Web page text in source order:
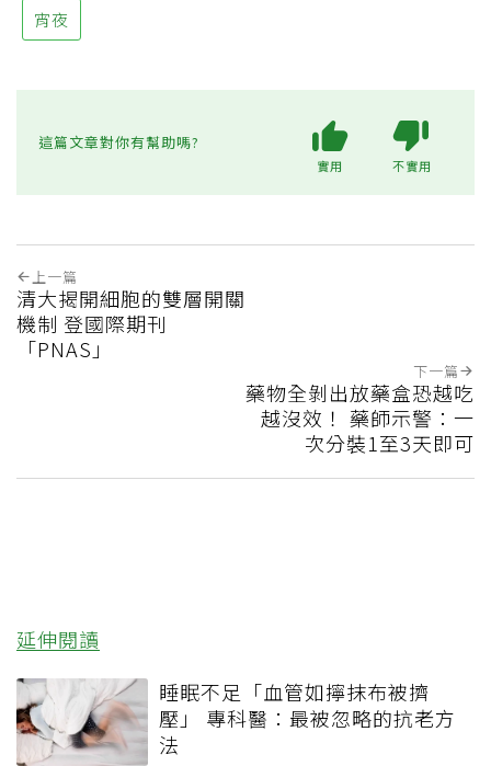
宵夜
這篇文章對你有幫助嗎?
實用 不實用
上一篇
清大揭開細胞的雙層開關
機制 登國際期刊
「PNAS」
下一篇
藥物全剝出放藥盒恐越吃
越沒效！ 藥師示警：一
次分裝1至3天即可
延伸閱讀
睡眠不足「血管如擰抹布被擠
壓」 專科醫：最被忽略的抗老方
法